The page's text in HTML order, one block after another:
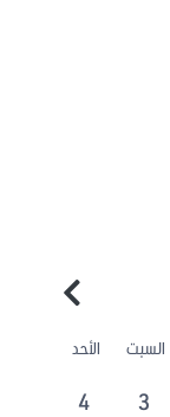
السبت الأحد
3
4